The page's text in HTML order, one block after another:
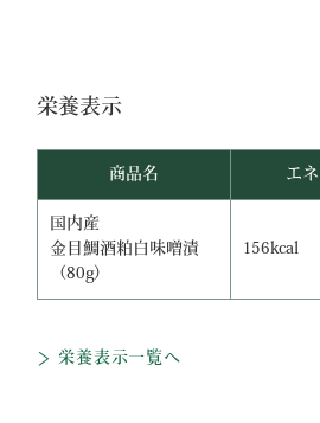
栄養表示
商品名 エ
国内産
金目鯛酒粕白味噌漬
（80g）
156kcal
栄養表示一覧へ